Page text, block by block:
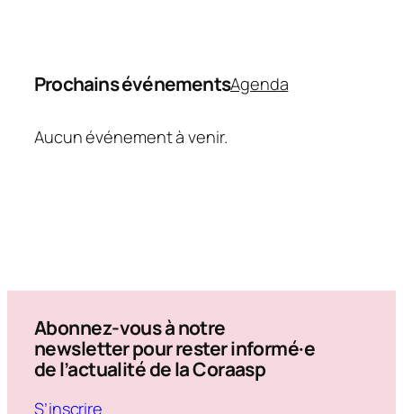
Prochains événementsAgenda
Aucun événement à venir.
Abonnez-vous à notre
newsletter pour rester informé·e
de l’actualité de la Coraasp
S’inscrire